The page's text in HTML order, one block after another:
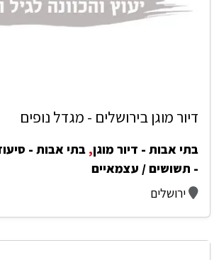
דיור מוגן בירושלים - מגדל נופים
בתי אבות - דיור מוגן, בתי אבות -
- תשושים / עצמאיים
ירושלים